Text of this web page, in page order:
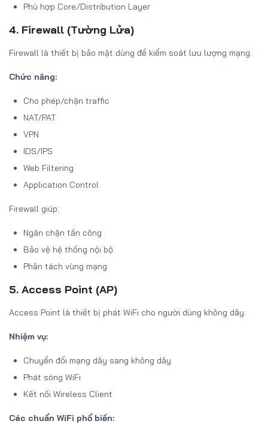
Phù hợp Core/Distribution Layer
4. Firewall (Tường Lửa)
Firewall là thiết bị bảo mật dùng để kiểm soát lưu lượng mạng.
Chức năng:
Cho phép/chặn traffic
NAT/PAT
VPN
IDS/IPS
Web Filtering
Application Control
Firewall giúp:
Ngăn chặn tấn công
Bảo vệ hệ thống nội bộ
Phân tách vùng mạng
5. Access Point (AP)
Access Point là thiết bị phát WiFi cho người dùng không dây.
Nhiệm vụ:
Chuyển đổi mạng dây sang không dây
Phát sóng WiFi
Kết nối Wireless Client
Các chuẩn WiFi phổ biến: